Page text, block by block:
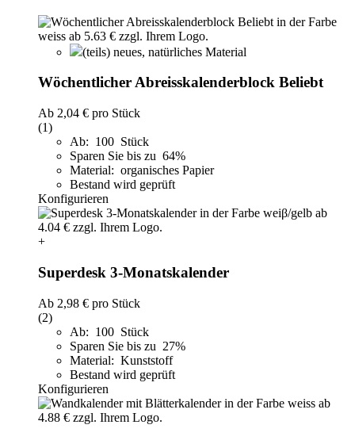
(teils) neues, natürliches Material
Wöchentlicher Abreisskalenderblock Beliebt
Ab 2,04 € pro Stück
(1)
Ab: 100 Stück
Sparen Sie bis zu 64%
Material: organisches Papier
Bestand wird geprüft
Konfigurieren
+
Superdesk 3-Monatskalender
Ab 2,98 € pro Stück
(2)
Ab: 100 Stück
Sparen Sie bis zu 27%
Material: Kunststoff
Bestand wird geprüft
Konfigurieren